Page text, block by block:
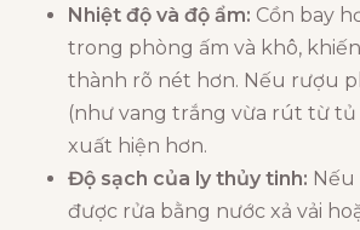
Nhiệt độ và độ ẩm: Cồn bay
trong phòng ấm và khô,
thành rõ nét hơn. Nếu rượu
(như vang trắng vừa rút từ tủ
xuất hiện hơn.
Độ sạch của ly thủy tinh: Nếu
được rửa bằng nước xả vải